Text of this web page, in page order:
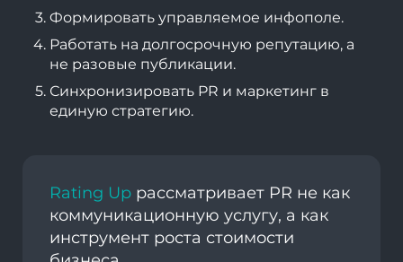
Формировать управляемое инфополе.
Работать на долгосрочную репутацию, а
не разовые публикации.
Синхронизировать PR и маркетинг в
единую стратегию.
Rating Up рассматривает PR не как
коммуникационную услугу, а как
инструмент роста стоимости